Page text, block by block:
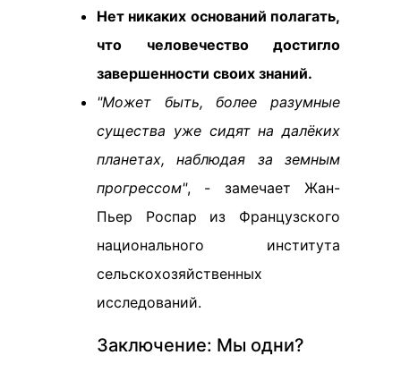
Нет никаких оснований полагать,
что человечество достигло
завершенности своих знаний.
"Может быть, более разумные
существа уже сидят на далёких
планетах, наблюдая за земным
прогрессом", - замечает Жан-
Пьер Роспар из Французского
национального института
сельскохозяйственных
исследований.
Заключение: Мы одни?